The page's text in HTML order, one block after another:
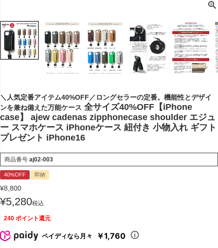
＼人気定番アイテム40%OFF／ロングセラーの定番。機能性とデザイ
ンを兼ね備えた万能ケース 全サイズ40%OFF【iPhone
case】 ajew cadenas zipphonecase shoulder エジュ
ー スマホケース iPhoneケース 紐付き 小物入れ ギフト
プレゼント iPhone16
商品番号 aj02-003
40%OFF 即納
¥8,800
¥5,280税込
240 ポイント還元
ペイディなら月々 ￥1,760